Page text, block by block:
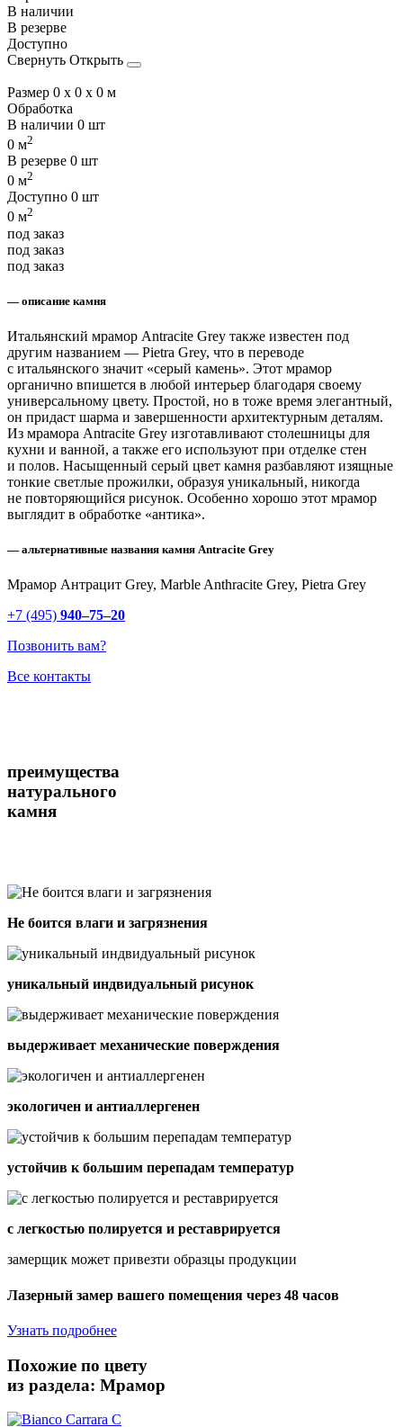
В наличии
В резерве
Доступно
Свернуть Открыть
Размер 0 x 0 x 0 м
Обработка
В наличии 0 шт
0 м2
В резерве 0 шт
0 м2
Доступно 0 шт
0 м2
под заказ
под заказ
под заказ
— описание камня
Итальянский мрамор Antracite Grey также известен под
другим названием — Pietra Grey, что в переводе
с итальянского значит «серый камень». Этот мрамор
органично впишется в любой интерьер благодаря своему
универсальному цвету. Простой, но в тоже время элегантный,
он придаст шарма и завершенности архитектурным деталям.
Из мрамора Antracite Grey изготавливают столешницы для
кухни и ванной, а также его используют при отделке стен
и полов. Насыщенный серый цвет камня разбавляют изящные
тонкие светлые прожилки, образуя уникальный, никогда
не повторяющийся рисунок. Особенно хорошо этот мрамор
выглядит в обработке «антика».
— альтернативные названия камня Antracite Grey
Мрамор Антрацит Grey, Marble Anthracite Grey, Pietra Grey
+7 (495) 940–75–20
Позвонить вам?
Все контакты
преимущества
натурального
камня
Не боится влаги и загрязнения
уникальный индвидуальный рисунок
выдерживает механические поверждения
экологичен и антиаллергенен
устойчив к большим перепадам температур
с легкостью полируется и реставрируется
замерщик может привезти образцы продукции
Лазерный замер вашего помещения через 48 часов
Узнать подробнее
Похожие по цвету
из раздела: Мрамор